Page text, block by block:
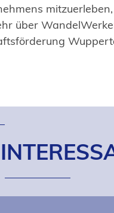
über